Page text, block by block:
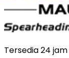
Tersedia 24 jam